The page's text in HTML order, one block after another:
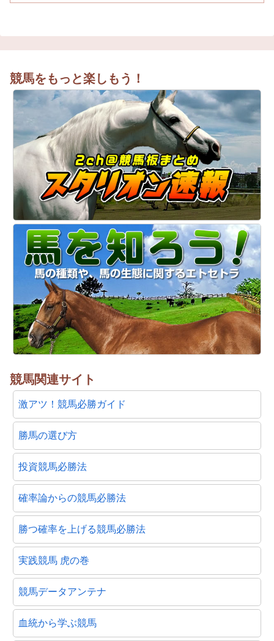
競馬をもっと楽しもう！
競馬関連サイト
激アツ！競馬必勝ガイド
勝馬の選び方
投資競馬必勝法
確率論からの競馬必勝法
勝つ確率を上げる競馬必勝法
実践競馬 虎の巻
競馬データアンテナ
血統から学ぶ競馬